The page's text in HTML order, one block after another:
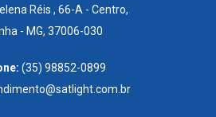
Réis , 66-A - Centro,
- MG, 37006-030
(35) 98852-0899